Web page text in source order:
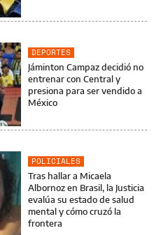
DEPORTES
Jáminton Campaz decidió no
entrenar con Central y
presiona para ser vendido a
México
POLICIALES
Tras hallar a Micaela
Albornoz en Brasil, la Justicia
evalúa su estado de salud
mental y cómo cruzó la
frontera